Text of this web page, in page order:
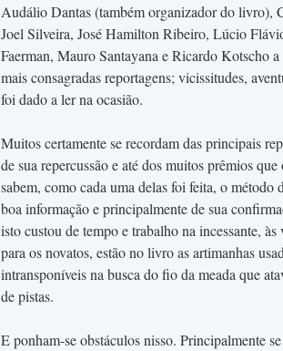
Audálio Dantas (também organizador do livro),
Joel Silveira, José Hamilton Ribeiro, Lúcio
Faerman, Mauro Santayana e Ricardo Kotscho
mais consagradas reportagens; vicissitudes,
foi dado a ler na ocasião.
Muitos certamente se recordam das principais
de sua repercussão e até dos muitos prêmios
sabem, como cada uma delas foi feita, o método
boa informação e principalmente de sua
isto custou de tempo e trabalho na incessante,
para os novatos, estão no livro as artimanhas
intransponíveis na busca do fio da meada que
de pistas.
E ponham-se obstáculos nisso. Principalmente